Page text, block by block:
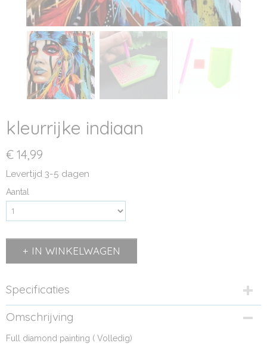
kleurrijke indiaan
€ 14,99
Levertijd 3-5 dagen
Aantal
IN WINKELWAGEN
Specificaties
EAN code
9110024346990
Bruto gewicht
Omschrijving
Full diamond painting ( Volledig)